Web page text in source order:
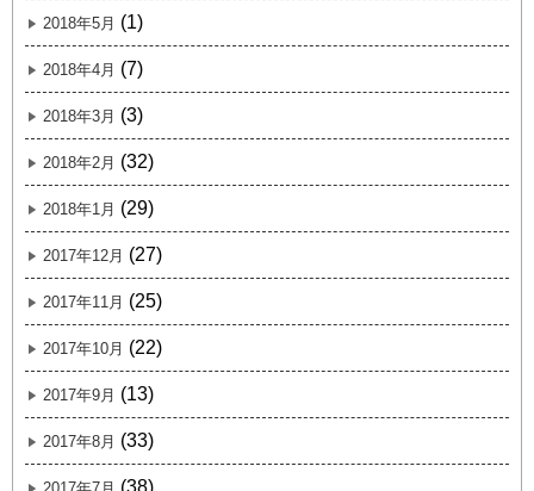
2018年5月 (1)
2018年4月 (7)
2018年3月 (3)
2018年2月 (32)
2018年1月 (29)
2017年12月 (27)
2017年11月 (25)
2017年10月 (22)
2017年9月 (13)
2017年8月 (33)